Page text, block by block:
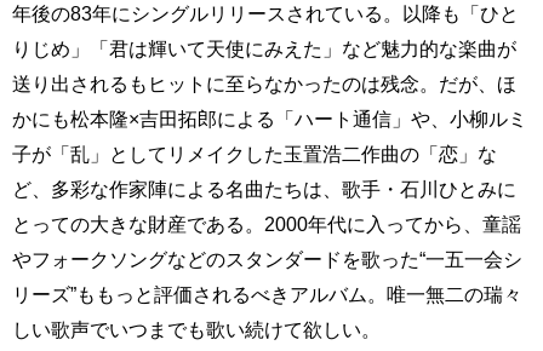
年後の83年にシングルリリースされている。以降も「ひと
りじめ」「君は輝いて天使にみえた」など魅力的な楽曲が
送り出されるもヒットに至らなかったのは残念。だが、ほ
かにも松本隆×吉田拓郎による「ハート通信」や、小柳ルミ
子が「乱」としてリメイクした玉置浩二作曲の「恋」な
ど、多彩な作家陣による名曲たちは、歌手・石川ひとみに
とっての大きな財産である。2000年代に入ってから、童謡
やフォークソングなどのスタンダードを歌った“一五一会シ
リーズ”ももっと評価されるべきアルバム。唯一無二の瑞々
しい歌声でいつまでも歌い続けて欲しい。